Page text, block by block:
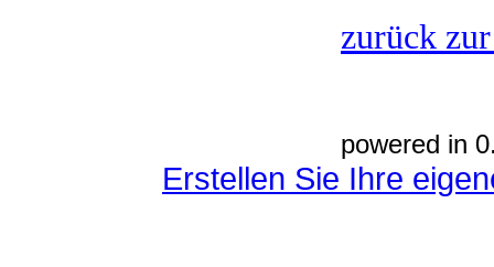
zurück
powered in
Erstellen Sie Ihre